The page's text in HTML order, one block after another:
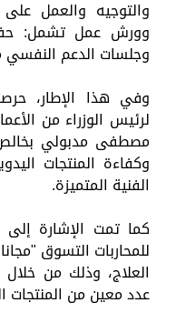
والتوجيه والعمل
وورش عمل تشمل:
وجلسات الدعم
وفي هذا الإطار،
لرئيس الوزراء من
مصطفى مدبولي
وكفاءة المنتجات
الفنية المتميزة.
كما تمت الإشارة إلى
للمحاربات التسوق
العلاج، وذلك من
عدد معين من المنتجات